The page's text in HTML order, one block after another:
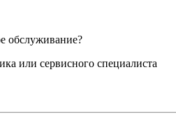
обслуживание?
или сервисного специалиста